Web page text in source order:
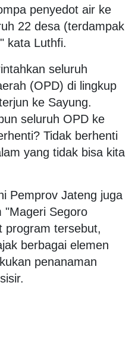
penyedot air ke
22 desa (terdampak
kata Luthfi.
seluruh
(OPD) di lingkup
ke Sayung.
seluruh OPD ke
Tidak berhenti
yang tidak bisa kita
Pemprov Jateng juga
"Mageri Segoro
program tersebut,
berbagai elemen
penanaman